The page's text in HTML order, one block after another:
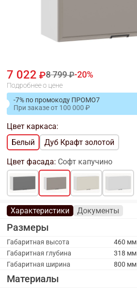
7 022 8 799 20
Подробнее о цене
-7% по промокоду ПРОМО7
При заказеот 100 000
Цвет каркаса:
Белый
Дуб Крафт золотой
Цвет фасада: Софт капучино
Характеристики Документы
Размеры
Габаритная высота
460 мм
Габаритная глубина
318 мм
Габаритная ширина
800 мм
Материалы